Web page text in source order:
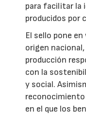
para facilitar la
producidos por
El sello pone
origen
producción
con la
y social.
reconocimiento
en el que los